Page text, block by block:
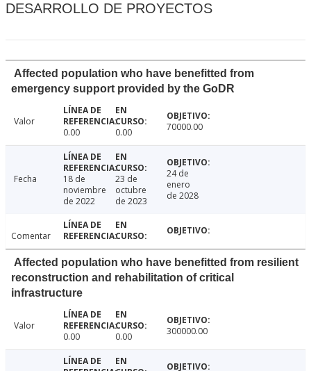
DESARROLLO DE PROYECTOS
Affected population who have benefitted from
emergency support provided by the GoDR
Valor
0.00
0.00 70000.00
Fecha
18 de
noviembre
de 2022
23 de
octubre
de 2023
24 de
enero
de 2028
Comentar
Affected population who have benefitted from resilient
reconstruction and rehabilitation of critical
infrastructure
Valor
0.00
0.00 300000.00